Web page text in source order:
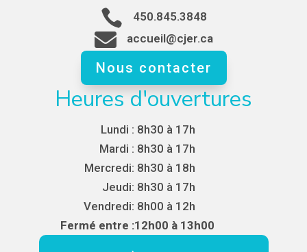
 450.845.3848
 accueil@cjer.ca
Nous contacter
Heures d'ouvertures
Lundi : 8h30 à 17h
Mardi : 8h30 à 17h
Mercredi: 8h30 à 18h
Jeudi: 8h30 à 17h
Vendredi: 8h00 à 12h
Fermé entre :12h00 à 13h00